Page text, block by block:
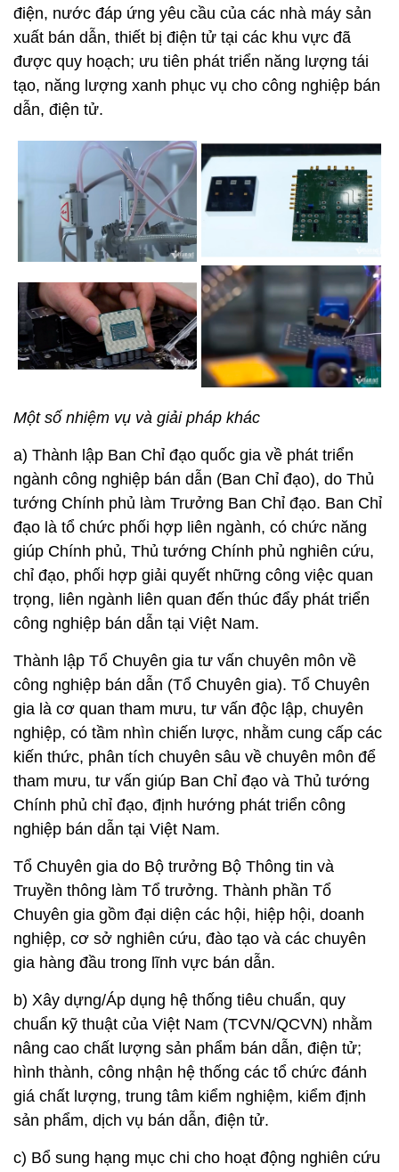
điện, nước đáp ứng yêu cầu của các nhà máy sản
xuất bán dẫn, thiết bị điện tử tại các khu vực đã
được quy hoạch; ưu tiên phát triển năng lượng tái
tạo, năng lượng xanh phục vụ cho công nghiệp bán
dẫn, điện tử.
Một số nhiệm vụ và giải pháp khác
a) Thành lập Ban Chỉ đạo quốc gia về phát triển
ngành công nghiệp bán dẫn (Ban Chỉ đạo), do Thủ
tướng Chính phủ làm Trưởng Ban Chỉ đạo. Ban Chỉ
đạo là tổ chức phối hợp liên ngành, có chức năng
giúp Chính phủ, Thủ tướng Chính phủ nghiên cứu,
chỉ đạo, phối hợp giải quyết những công việc quan
trọng, liên ngành liên quan đến thúc đẩy phát triển
công nghiệp bán dẫn tại Việt Nam.
Thành lập Tổ Chuyên gia tư vấn chuyên môn về
công nghiệp bán dẫn (Tổ Chuyên gia). Tổ Chuyên
gia là cơ quan tham mưu, tư vấn độc lập, chuyên
nghiệp, có tầm nhìn chiến lược, nhằm cung cấp các
kiến thức, phân tích chuyên sâu về chuyên môn để
tham mưu, tư vấn giúp Ban Chỉ đạo và Thủ tướng
Chính phủ chỉ đạo, định hướng phát triển công
nghiệp bán dẫn tại Việt Nam.
Tổ Chuyên gia do Bộ trưởng Bộ Thông tin và
Truyền thông làm Tổ trưởng. Thành phần Tổ
Chuyên gia gồm đại diện các hội, hiệp hội, doanh
nghiệp, cơ sở nghiên cứu, đào tạo và các chuyên
gia hàng đầu trong lĩnh vực bán dẫn.
b) Xây dựng/Áp dụng hệ thống tiêu chuẩn, quy
chuẩn kỹ thuật của Việt Nam (TCVN/QCVN) nhằm
nâng cao chất lượng sản phẩm bán dẫn, điện tử;
hình thành, công nhận hệ thống các tổ chức đánh
giá chất lượng, trung tâm kiểm nghiệm, kiểm định
sản phẩm, dịch vụ bán dẫn, điện tử.
c) Bổ sung hạng mục chi cho hoạt động nghiên cứu